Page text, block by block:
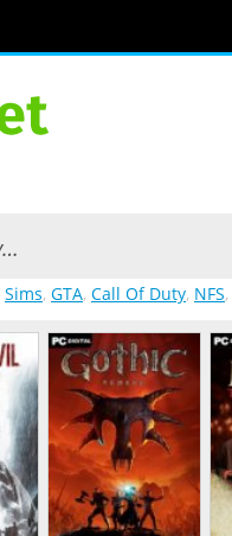
Sims, GTA, Call Of Duty, NFS,